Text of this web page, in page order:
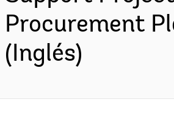
Procurement
(Inglés)